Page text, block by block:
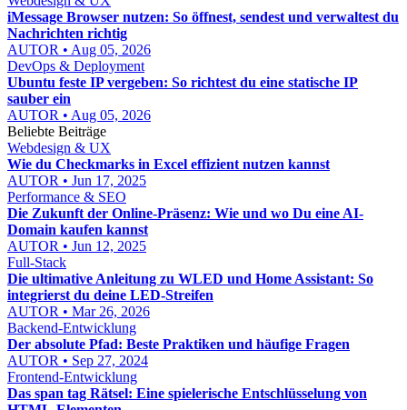
iMessage Browser nutzen: So öffnest, sendest und verwaltest du
Nachrichten richtig
AUTOR • Aug 05, 2026
DevOps & Deployment
Ubuntu feste IP vergeben: So richtest du eine statische IP
sauber ein
AUTOR • Aug 05, 2026
Beliebte Beiträge
Webdesign & UX
Wie du Checkmarks in Excel effizient nutzen kannst
AUTOR • Jun 17, 2025
Performance & SEO
Die Zukunft der Online-Präsenz: Wie und wo Du eine AI-
Domain kaufen kannst
AUTOR • Jun 12, 2025
Full-Stack
Die ultimative Anleitung zu WLED und Home Assistant: So
integrierst du deine LED-Streifen
AUTOR • Mar 26, 2026
Backend-Entwicklung
Der absolute Pfad: Beste Praktiken und häufige Fragen
AUTOR • Sep 27, 2024
Frontend-Entwicklung
Das span tag Rätsel: Eine spielerische Entschlüsselung von